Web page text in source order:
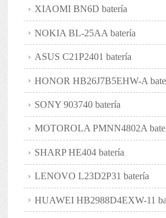
XIAOMI BN6D batería
NOKIA BL-25AA batería
ASUS C21P2401 batería
HONOR HB26J7B5EHW-A
SONY 903740 batería
MOTOROLA PMNN4802A
SHARP HE404 batería
LENOVO L23D2P31 batería
HUAWEI HB2988D4EXW-11